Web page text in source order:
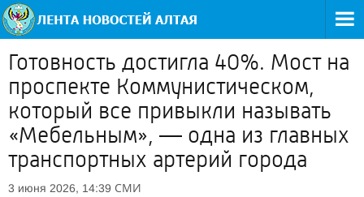
Готовность достигла 40%. Мост на
проспекте Коммунистическом,
который все привыкли называть
«Мебельным», — одна из главных
транспортных артерий города
3 июня 2026, 14:39 СМИ